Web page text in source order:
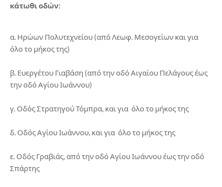
κάτωθι οδών:
α. Ηρώων Πολυτεχνείου (από Λεωφ. Μεσογείων και για
όλο το μήκος της)
β. Ευεργέτου Γιαβάση (από την οδό Αιγαίου Πελάγους έως
την οδό Αγίου Ιωάννου)
γ. Οδός Στρατηγού Τόμπρα, και για όλο το μήκος της
δ. Οδός Αγίου Ιωάννου, και για όλο το μήκος της
ε. Οδός Γραβιάς, από την οδό Αγίου Ιωάννου έως την οδό
Σπάρτης